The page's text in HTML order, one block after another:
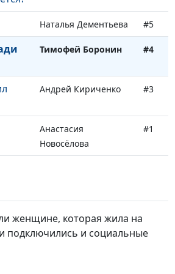
Наталья Дементьева #5
Тимофей Боронин #4
Андрей Кириченко #3
Анастасия
Новосёлова
#1
женщине, которая жила на
подключились и социальные